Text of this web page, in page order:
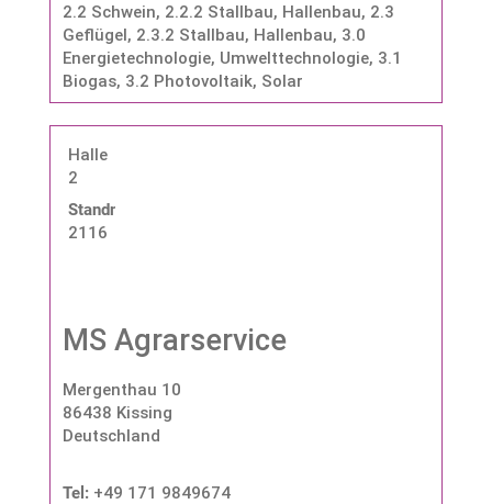
2.2 Schwein, 2.2.2 Stallbau, Hallenbau, 2.3
Geflügel, 2.3.2 Stallbau, Hallenbau, 3.0
Energietechnologie, Umwelttechnologie, 3.1
Biogas, 3.2 Photovoltaik, Solar
Halle
2
Standnummer:
2116
MS Agrarservice
Mergenthau 10
86438 Kissing
Deutschland
Tel: +49 171 9849674